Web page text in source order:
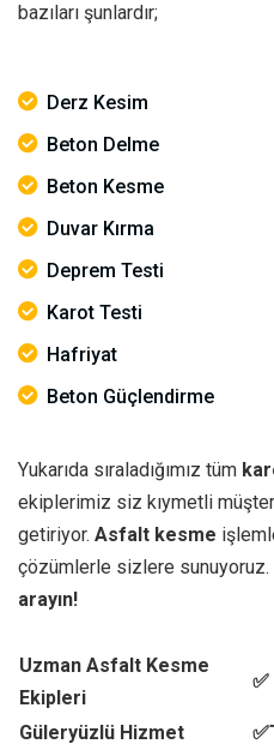
bazıları şunlardır;
Derz Kesim
Beton Delme
Beton Kesme
Duvar Kırma
Deprem Testi
Karot Testi
Hafriyat
Beton Güçlendirme
Yukarıda sıraladığımız tüm
ekiplerimiz siz kıymetli
getiriyor. Asfalt kesme
çözümlerle sizlere
arayın!
Uzman Asfalt Kesme
Ekipleri
Güleryüzlü Hizmet